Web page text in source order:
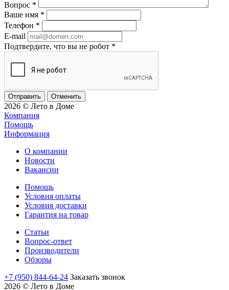
Вопрос *
Ваше имя *
Телефон *
E-mail
Подтвердите, что вы не робот *
Отменить
2026 © Лето в Доме
Компания
Помощь
Информация
О компании
Новости
Вакансии
Помощь
Условия оплаты
Условия доставки
Гарантия на товар
Статьи
Вопрос-ответ
Производители
Обзоры
+7 (950) 844-64-24 Заказать звонок
2026 © Лето в Доме